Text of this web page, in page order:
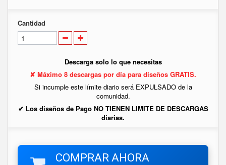
Cantidad
Descarga solo lo que necesitas
✘ Máximo 8 descargas por día para diseños GRATIS.
Si incumple este límite diario será EXPULSADO de la
comunidad.
✔ Los diseños de Pago NO TIENEN LIMITE DE DESCARGAS
diarias.
COMPRAR AHORA